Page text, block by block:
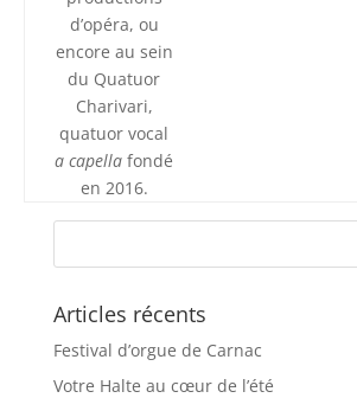
d’opéra, ou
encore au sein
du Quatuor
Charivari,
quatuor vocal
a capella fondé
en 2016.
Articles récents
Festival d’orgue de Carnac
Votre Halte au cœur de l’été